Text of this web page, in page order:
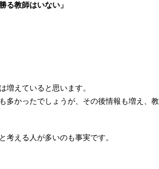
る教師はいない」
増えていると思います。
多かったでしょうが、その後情報も増え、教
考える人が多いのも事実です。